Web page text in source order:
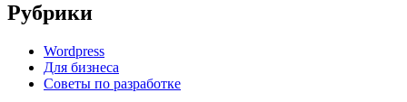
Рубрики
Wordpress
Для бизнеса
Советы по разработке